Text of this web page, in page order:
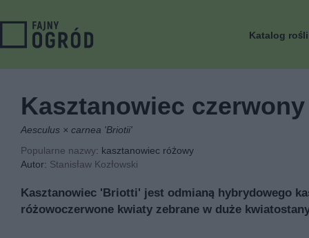
Katalog
Kasztanowiec
Aesculus × carnea 'Briotii'
Popularne nazwy: kasztanowiec różowy
Autor: Stanisław Kozłowski
Kasztanowiec 'Briotti' jest odmianą hybrydowego
różowoczerwone kwiaty zebrane w duże